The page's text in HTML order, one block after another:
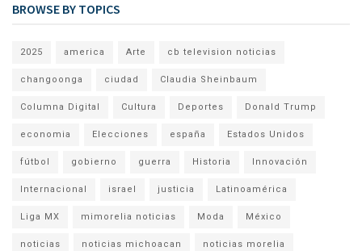
BROWSE BY TOPICS
2025 america Arte cb television noticias
changoonga ciudad Claudia Sheinbaum
Columna Digital Cultura Deportes Donald Trump
economia Elecciones españa Estados Unidos
fútbol gobierno guerra Historia Innovación
Internacional israel justicia Latinoamérica
Liga MX mimorelia noticias Moda México
noticias noticias michoacan noticias morelia